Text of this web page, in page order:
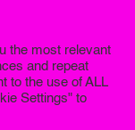
the most relevant
and repeat
to the use of ALL
Settings" to